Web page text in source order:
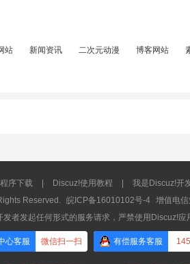
站 新闻资讯 二次元动漫 博客网站
序下载 Discuz!使用教程 我是Discuz!开
Reserved. 皖ICP备16010102号-4
增值电
者发起任何形式的服务请求，严禁使用Discuz!
心客服 微信扫一扫 有偿服务客服